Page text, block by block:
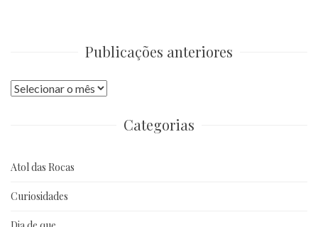
Publicações anteriores
Publicações
Categorias
Atol das Rocas
Curiosidades